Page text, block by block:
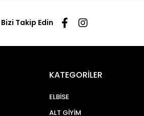
Bizi Takip Edin
KATEGORİLER
ELBİSE
ALT GİYİM